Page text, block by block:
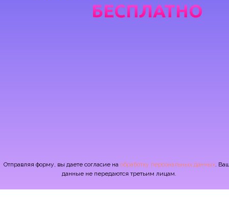
БЕСПЛАТНО
Отправляя форму, вы даете согласие на обработку персональных данных.
данные не передаются третьим лицам.